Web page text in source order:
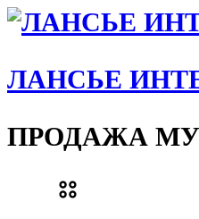
ЛАНСЬЕ
ПРОДАЖА